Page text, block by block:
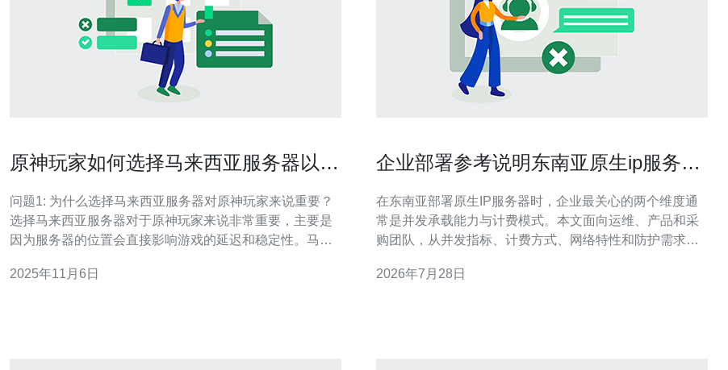
原神玩家如何选择马来西亚服务器以提
问题1: 为什么选择马来西亚服务器对原神玩家来说重要？
选择马来西亚服务器对于原神玩家来说非常重要，主要是
因为服务器的位置会直接影响游戏的延迟和稳定性。马来
供更低的延迟，从而提升游戏体验。对于需要快速反应的
2025年11月6日
企业部署参考说明东南亚原生ip服务器
在东南亚部署原生IP服务器时，企业最关心的两个维度通
常是并发承载能力与计费模式。本文面向运维、产品和采
购团队，从并发指标、计费方式、网络特性和防护需求等
间做出更合适的选择。 首先明确“并发”概念：针对
2026年7月28日